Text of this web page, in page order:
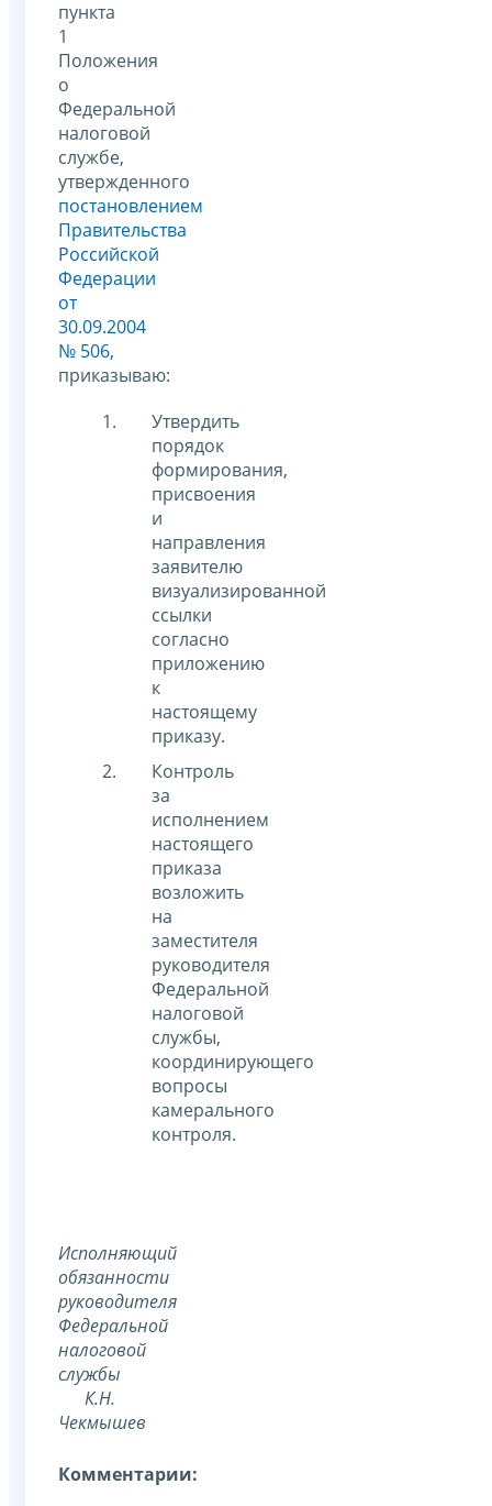
пункта
1
Положения
о
Федеральной
налоговой
службе,
утвержденного
постановлением
Правительства
Российской
Федерации
от
30.09.2004
№ 506,
приказываю:
Утвердить
порядок
формирования,
присвоения
и
направления
заявителю
визуализированной
ссылки
согласно
приложению
к
настоящему
приказу.
Контроль
за
исполнением
настоящего
приказа
возложить
на
заместителя
руководителя
Федеральной
налоговой
службы,
координирующего
вопросы
камерального
контроля.
Исполняющий
обязанности
руководителя
Федеральной
налоговой
службы
К.Н.
Чекмышев
Комментарии: